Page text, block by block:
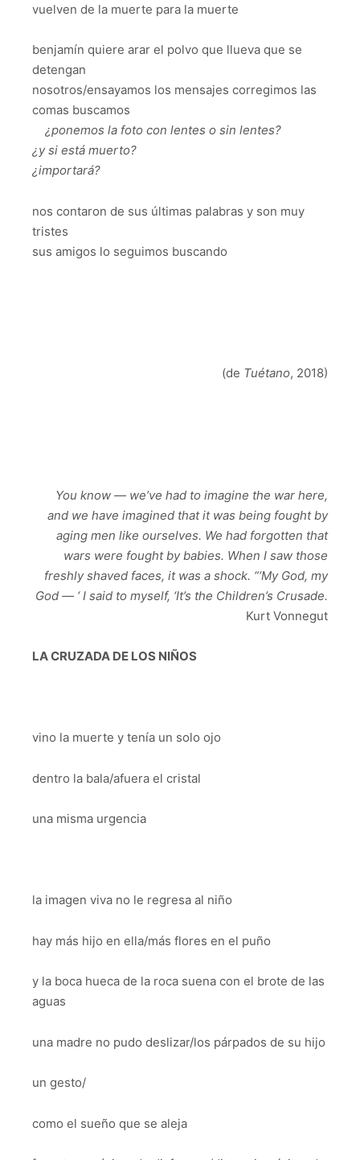
vuelven de la muerte para la muerte
benjamín quiere arar el polvo que llueva que se
detengan
nosotros/ensayamos los mensajes corregimos las
comas buscamos
¿ponemos la foto con lentes o sin lentes?
¿y si está muerto?
¿importará?
nos contaron de sus últimas palabras y son muy
tristes
sus amigos lo seguimos buscando
(de Tuétano, 2018)
You know — we’ve had to imagine the war here,
and we have imagined that it was being fought by
aging men like ourselves. We had forgotten that
wars were fought by babies. When I saw those
freshly shaved faces, it was a shock. “‘My God, my
God — ‘ I said to myself, ‘It’s the Children’s Crusade.
Kurt Vonnegut
LA CRUZADA DE LOS NIÑOS
vino la muerte y tenía un solo ojo
dentro la bala/afuera el cristal
una misma urgencia
la imagen viva no le regresa al niño
hay más hijo en ella/más flores en el puño
y la boca hueca de la roca suena con el brote de las
aguas
una madre no pudo deslizar/los párpados de su hijo
un gesto/
como el sueño que se aleja